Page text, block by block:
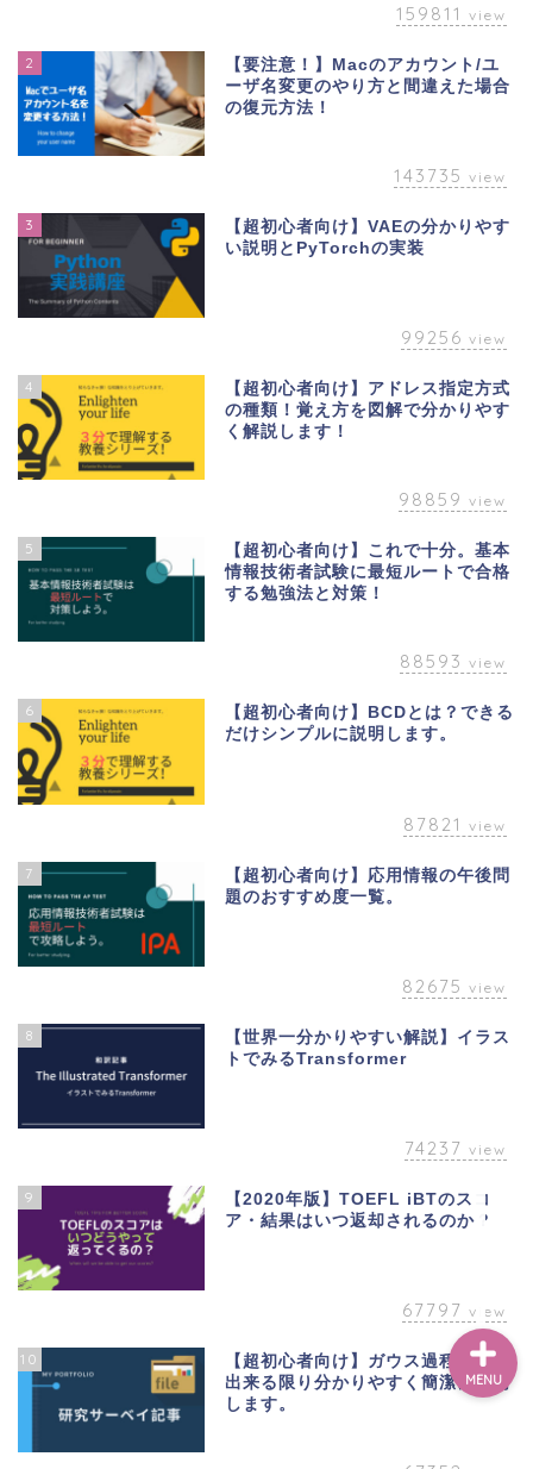
159811 view
2
【要注意！】Macのアカウント/ユ
ーザ名変更のやり方と間違えた場合
の復元方法！
143735 view
3
【超初心者向け】VAEの分かりやす
い説明とPyTorchの実装
99256 view
4
【超初心者向け】アドレス指定方式
の種類！覚え方を図解で分かりやす
く解説します！
98859 view
5
【超初心者向け】これで十分。基本
情報技術者試験に最短ルートで合格
する勉強法と対策！
88593 view
6
【超初心者向け】BCDとは？できる
だけシンプルに説明します。
87821 view
7
【超初心者向け】応用情報の午後問
題のおすすめ度一覧。
82675 view
8
【世界一分かりやすい解説】イラス
トでみるTransformer
74237 view
9
【2020年版】TOEFL iBTのスコ
ア・結果はいつ返却されるのか？
67797 view
10
【超初心者向け】ガウス過程とは？
出来る限り分かりやすく簡潔に説明
します。
MENU
アカデミック
教養